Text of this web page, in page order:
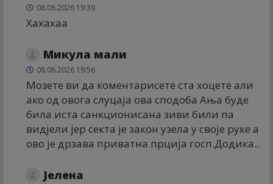
08.06.2026 19:39
Хахахаа
Микула мали
08.06.2026 19:56
Мозете ви да коментарисете ста хоцете али
ако од овога слуцаја ова сподоба Ања буде
била иста санкционисана зиви били па
видјели јер секта је закон узела у своје руке а
ово је дрзава приватна прција госп.Додика..
Јелена